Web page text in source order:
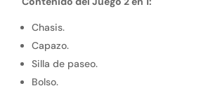
Chasis.
Capazo.
Silla de paseo.
Bolso.